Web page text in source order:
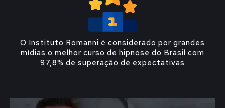
O Instituto Romanni é considerado por grandes
mídias o melhor curso de hipnose do Brasil com
97,8% de superação de expectativas